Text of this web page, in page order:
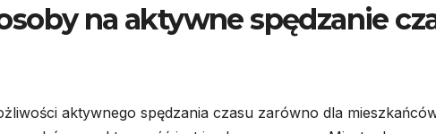
na aktywne spędzanie
aktywnego spędzania czasu zarówno dla